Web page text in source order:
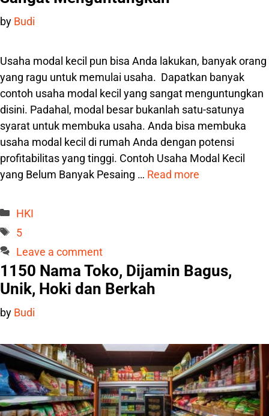
by Budi
Usaha modal kecil pun bisa Anda lakukan, banyak orang
yang ragu untuk memulai usaha. Dapatkan banyak
contoh usaha modal kecil yang sangat menguntungkan
disini. Padahal, modal besar bukanlah satu-satunya
syarat untuk membuka usaha. Anda bisa membuka
usaha modal kecil di rumah Anda dengan potensi
profitabilitas yang tinggi. Contoh Usaha Modal Kecil
yang Belum Banyak Pesaing … Read more
Categories
HKI
Tags
5
Leave a comment
1150 Nama Toko, Dijamin Bagus,
Unik, Hoki dan Berkah
by Budi